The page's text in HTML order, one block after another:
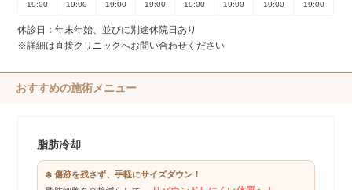
19:00
19:00
19:00
19:00
19:00
19:00
19:00
19:00
休診日：年末年始、並びに別途休院日あり
※詳細は直接クリニックへお問い合わせください
おすすめの施術メニュー
脂肪冷却
❄️ 傷跡を残さず、手軽にサイズダウン！